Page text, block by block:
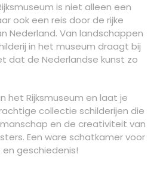
is niet alleen een
ook een reis door de rijke
Nederland. Van landschappen
in het museum draagt bij
dat de Nederlandse kunst zo
het Rijksmuseum en laat je
collectie schilderijen die
en de creativiteit van
Een ware schatkamer voor
geschiedenis!